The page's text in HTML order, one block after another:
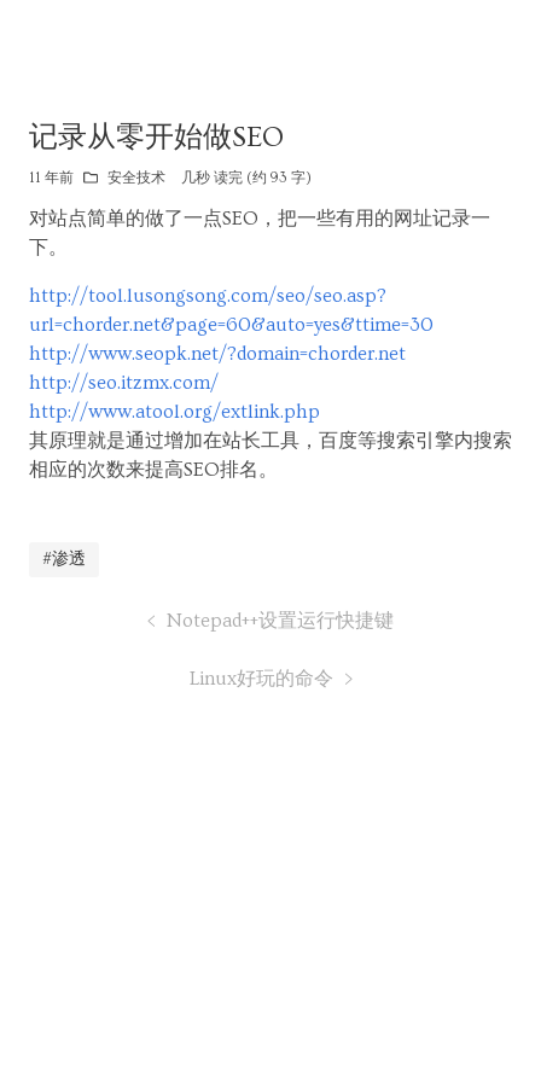
记录从零开始做SEO
11 年前 安全技术 几秒 读完 (约 93 字)
对站点简单的做了一点SEO，把一些有用的网址记录一
下。
http://tool.lusongsong.com/seo/seo.asp?
url=chorder.net&page=60&auto=yes&ttime=30
http://www.seopk.net/?domain=chorder.net
http://seo.itzmx.com/
http://www.atool.org/extlink.php
其原理就是通过增加在站长工具，百度等搜索引擎内搜索
相应的次数来提高SEO排名。
#渗透
Notepad++设置运行快捷键
Linux好玩的命令